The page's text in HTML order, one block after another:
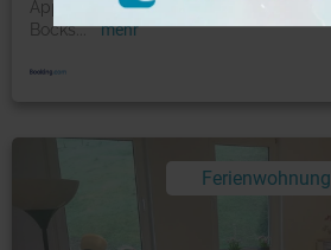
Appartements am Kranichsee liegen
Bocks... mehr
Ferienwohnung